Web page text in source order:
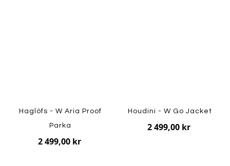
Haglöfs - W Aria Proof
Parka
2 499,00 kr
Houdini - W Go Jacket
2 499,00 kr